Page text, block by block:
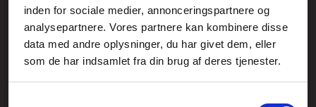
inden for sociale medier, annonceringspartnere og
analysepartnere. Vores partnere kan kombinere disse
data med andre oplysninger, du har givet dem, eller
som de har indsamlet fra din brug af deres tjenester.
Sitemap